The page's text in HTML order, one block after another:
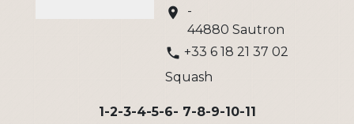
location_on
-
44880 Sautron
phone +33 6 18 21 37 02
Squash
1-2-3-4-5-6- 7-8-9-10-11